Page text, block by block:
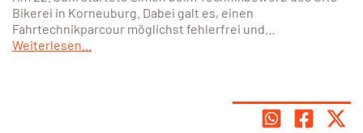
Bikerei in Korneuburg. Dabei galt es, einen
Fahrtechnikparcour möglichst fehlerfrei und…
Weiterlesen...